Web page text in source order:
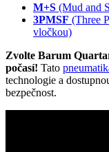
M+S (Mud and
3PMSF (Three
vločkou)
Zvolte Barum
počasí! Tato
technologie a
bezpečnost.